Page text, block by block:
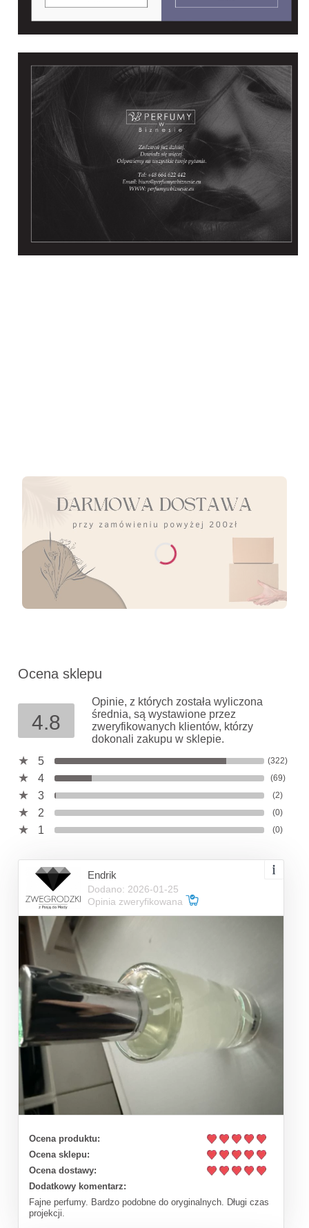
Ocena sklepu
4.8
Opinie, z których została wyliczona
średnia, są wystawione przez
zweryfikowanych klientów, którzy
dokonali zakupu w sklepie.
5
(322)
4 (69)
3 (2)
2 (0)
1 (0)
Endrik
Dodano: 2026-01-25
Opinia zweryfikowana
Ocena produktu:
Ocena sklepu:
Ocena dostawy:
Dodatkowy komentarz:
Fajne perfumy. Bardzo podobne do oryginalnych. Długi czas
projekcji.